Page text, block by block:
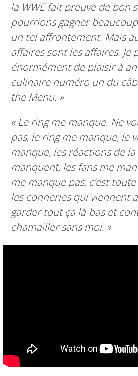
la WWE fait preuve de bon
pourrions gagner beaucoup
un tel affrontement. Mais
affaires sont les affaires. Je
énormément de plaisir à
culinaire numéro un du
the Menu. »
« Le ring me manque. Ne
pas, le ring me manque, le
manque, les réactions de
manquent, les fans me
me manque pas, c’est
les conneries qui viennent
garder tout ça là-bas et
chamailler sans moi. »